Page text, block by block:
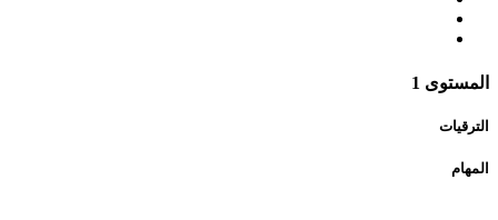
المستوى 1
الترقيات
المهام